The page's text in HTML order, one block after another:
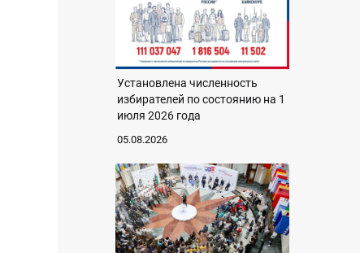
Установлена численность
избирателей по состоянию на 1
июля 2026 года
05.08.2026